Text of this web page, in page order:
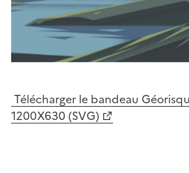
Télécharger le bandeau
1200X630 (SVG)